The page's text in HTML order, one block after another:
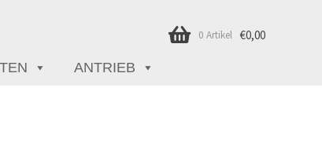
€0,00
0 Artikel
ANTRIEB